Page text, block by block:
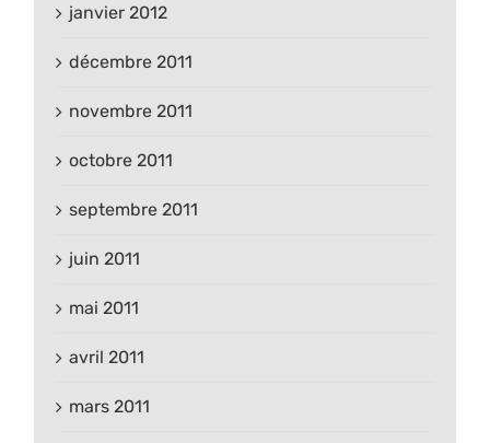
janvier 2012
décembre 2011
novembre 2011
octobre 2011
septembre 2011
juin 2011
mai 2011
avril 2011
mars 2011